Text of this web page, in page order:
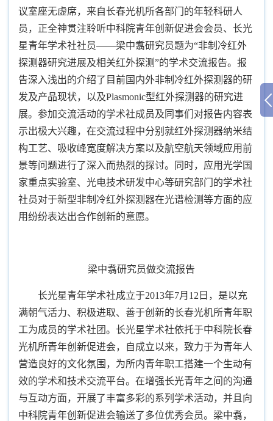
议室座无虚席，来自长春光机所各部门的年轻科研人
员，正全神贯注聆听中科院青年创新促进会会员、长光
星青年学术社社员——梁中翥研究员题为“非制冷红外
探测器研究进展及相关红外探测”的学术交流报告。报
告深入浅出的介绍了目前国内外非制冷红外探测器的研
发及产品现状，以及Plasmonic型红外探测器的研究进
展。参加交流活动的学术社成员及同事们对报告内容表
示出极大兴趣，在交流过程中分别就红外探测器纳米结
构工艺、吸收峰宽度解决方案以及航空航天领域应用前
景等问题进行了深入而热烈的探讨。同时，应用光学国
家重点实验室、光电技术研发中心等研究部门的学术社
社员对于新型非制冷红外探测器在光谱检测等方面的应
用纷纷表达出合作创新的意愿。
梁中翥研究员做交流报告
长光星青年学术社成立于2013年7月 12 日，是以充
满朝气活力、积极进取、善于创新的长春光机所青年职
工为成员的学术社团。长光星学术社依托于中科院长春
光机所青年创新促进会，自成立以来，致力于为青年人
营造良好的文化氛围，为所内青年职工搭建一个生动有
效的学术和技术交流平台。在增强长光青年之间的沟通
与互动方面，开展了丰富多彩的系列学术活动，并且向
中科院青年创新促进会输送了多位优秀会员。梁中翥，